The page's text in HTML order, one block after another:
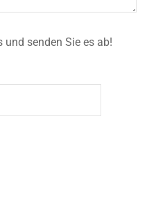
senden Sie es ab!